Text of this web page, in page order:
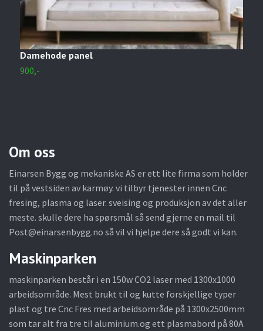
Om oss
Einarsen Bygg og mekaniske AS er ett lite firma som holder
til på vestsiden av karmøy. vi tilbyr tjenester innen Cnc
fresing, plasma og laser. sveising og produksjon av det aller
meste. skulle dere ha spørsmål så send gjerne en mail til
Post@einarsenbygg.no så vil vi hjelpe dere så godt vi kan.
Maskinparken
maskinparken består i en 150w CO2 laser med 1300x1000
arbeidsområde. Mest brukt til og kutte forskjellige typer
plast og tre Cnc Fres med arbeidsområde på 1300x2500mm
som tar alt fra tre til aluminium.og ett plasmabord på 80A
Damehode panel
900,-